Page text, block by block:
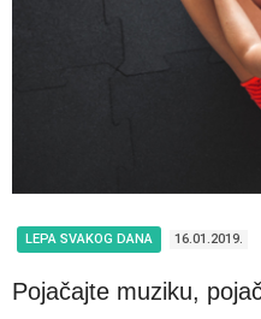
LEPA SVAKOG DANA 16.01.2019.
Pojačajte muziku,